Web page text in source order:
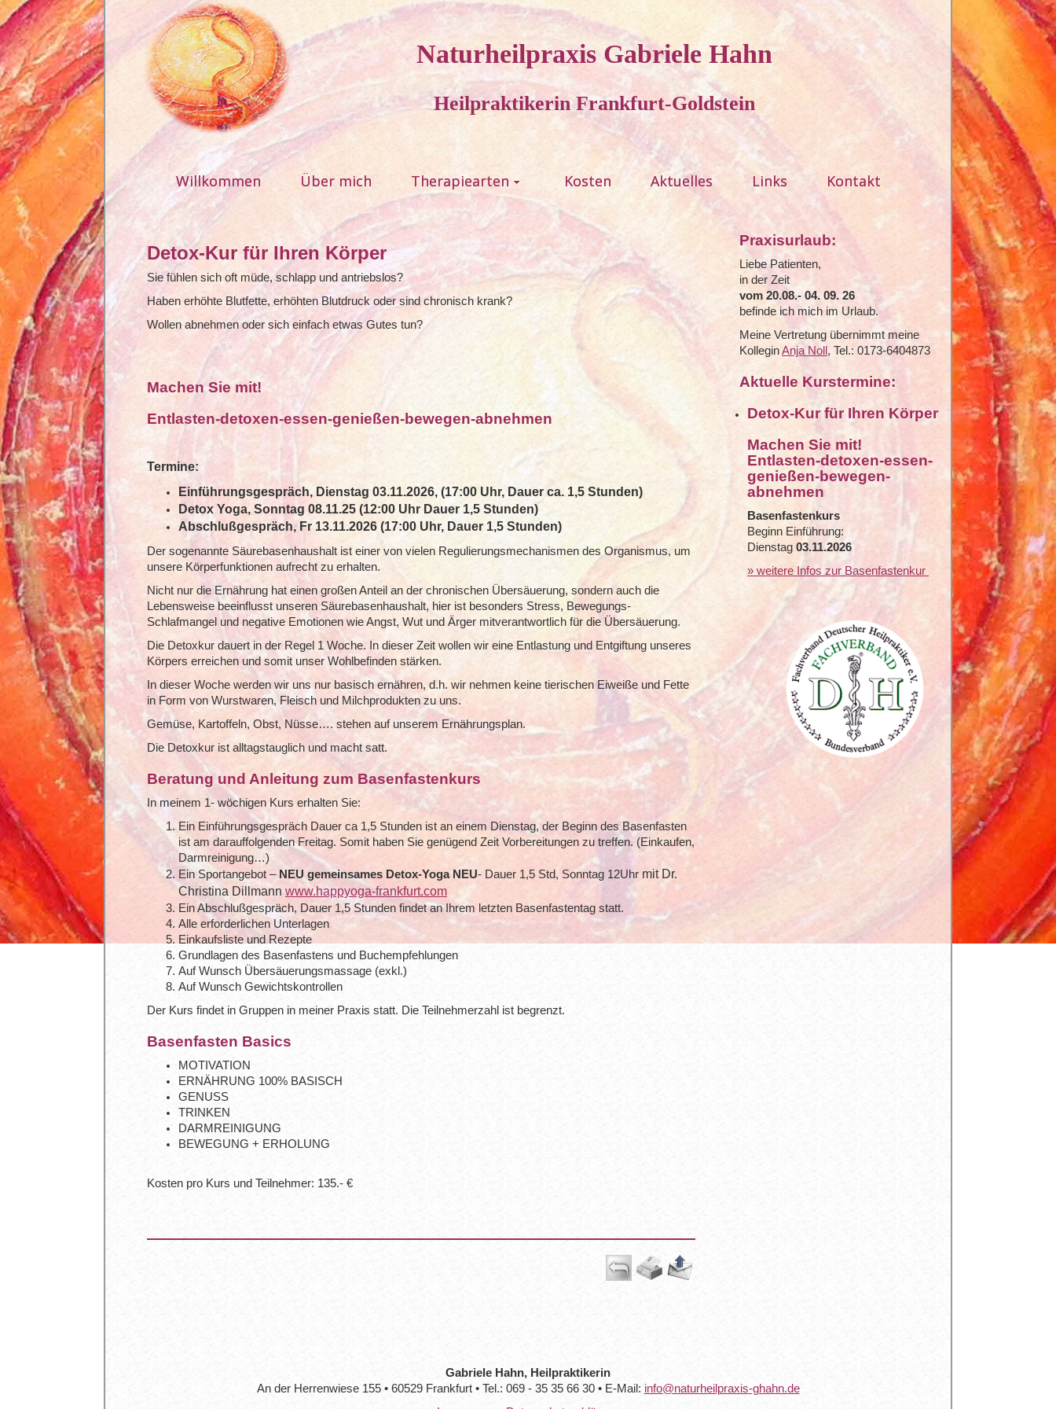
Naturheilpraxis Gabriele Hahn
Heilpraktikerin Frankfurt-Goldstein
Willkommen Über mich Therapiearten Kosten Aktuelles Links Kontakt
Detox-Kur für Ihren Körper
Sie fühlen sich oft müde, schlapp und antriebslos?
Haben erhöhte Blutfette, erhöhten Blutdruck oder sind chronisch krank?
Wollen abnehmen oder sich einfach etwas Gutes tun?
Machen Sie mit!
Entlasten-detoxen-essen-genießen-bewegen-abnehmen
Termine:
Einführungsgespräch, Dienstag 03.11.2026, (17:00 Uhr, Dauer ca. 1,5 Stunden)
Detox Yoga, Sonntag 08.11.25 (12:00 Uhr Dauer 1,5 Stunden)
Abschlußgespräch, Fr 13.11.2026 (17:00 Uhr, Dauer 1,5 Stunden)
Der sogenannte Säurebasenhaushalt ist einer von vielen Regulierungsmechanismen des Organismus, um
unsere Körperfunktionen aufrecht zu erhalten.
Nicht nur die Ernährung hat einen großen Anteil an der chronischen Übersäuerung, sondern auch die
Lebensweise beeinflusst unseren Säurebasenhaushalt, hier ist besonders Stress, Bewegungs-
Schlafmangel und negative Emotionen wie Angst, Wut und Ärger mitverantwortlich für die Übersäuerung.
Die Detoxkur dauert in der Regel 1 Woche. In dieser Zeit wollen wir eine Entlastung und Entgiftung unseres
Körpers erreichen und somit unser Wohlbefinden stärken.
In dieser Woche werden wir uns nur basisch ernähren, d.h. wir nehmen keine tierischen Eiweiße und Fette
in Form von Wurstwaren, Fleisch und Milchprodukten zu uns.
Gemüse, Kartoffeln, Obst, Nüsse…. stehen auf unserem Ernährungsplan.
Die Detoxkur ist alltagstauglich und macht satt.
Beratung und Anleitung zum Basenfastenkurs
In meinem 1- wöchigen Kurs erhalten Sie:
Ein Einführungsgespräch Dauer ca 1,5 Stunden ist an einem Dienstag, der Beginn des Basenfasten
ist am darauffolgenden Freitag. Somit haben Sie genügend Zeit Vorbereitungen zu treffen. (Einkaufen,
Darmreinigung…)
Ein Sportangebot – NEU gemeinsames Detox-Yoga NEU- Dauer 1,5 Std, Sonntag 12Uhr mit Dr.
Christina Dillmann www.happyoga-frankfurt.com
Ein Abschlußgespräch, Dauer 1,5 Stunden findet an Ihrem letzten Basenfastentag statt.
Alle erforderlichen Unterlagen
Einkaufsliste und Rezepte
Grundlagen des Basenfastens und Buchempfehlungen
Auf Wunsch Übersäuerungsmassage (exkl.)
Auf Wunsch Gewichtskontrollen
Der Kurs findet in Gruppen in meiner Praxis statt. Die Teilnehmerzahl ist begrenzt.
Basenfasten Basics
MOTIVATION
ERNÄHRUNG 100% BASISCH
GENUSS
TRINKEN
DARMREINIGUNG
BEWEGUNG + ERHOLUNG
Kosten pro Kurs und Teilnehmer: 135.- €
Praxisurlaub:
Liebe Patienten,
in der Zeit
vom 20.08.- 04. 09. 26
befinde ich mich im Urlaub.
Meine Vertretung übernimmt meine
KolleginAnja Noll , Tel.: 0173-6404873
Aktuelle Kurstermine:
Detox-Kur für Ihren Körper
Machen Sie mit!
Entlasten-detoxen-essen-
genießen-bewegen-
abnehmen
Basenfastenkurs
Beginn Einführung:
Dienstag 03.11.2026
» weitere Infos zur Basenfastenkur
Gabriele Hahn, Heilpraktikerin
An der Herrenwiese 155 • 60529 Frankfurt • Tel.: 069 - 35 35 66 30 • E-Mail: info@naturheilpraxis-ghahn.de